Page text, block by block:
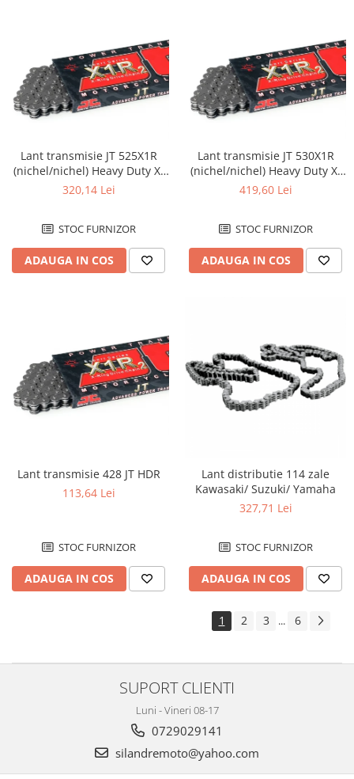
Lant transmisie JT 525X1R
(nichel/nichel) Heavy Duty X-
Ring, L112, deschis/cheita de
320,14 Lei
STOC FURNIZOR
ADAUGA IN COS
Lant transmisie JT 530X1R
(nichel/nichel) Heavy Duty X-
Ring, L120, deschis/cheita de
419,60 Lei
STOC FURNIZOR
ADAUGA IN COS
Lant transmisie 428 JT HDR
113,64 Lei
STOC FURNIZOR
ADAUGA IN COS
Lant distributie 114 zale
Kawasaki/ Suzuki/ Yamaha
327,71 Lei
STOC FURNIZOR
ADAUGA IN COS
1 2 3 ... 6
SUPORT CLIENTI
Luni - Vineri 08-17
0729029141
silandremoto@yahoo.com